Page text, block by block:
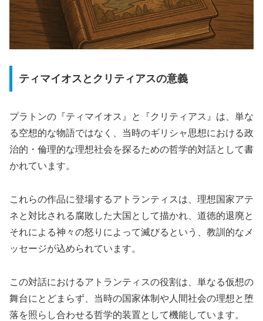
ティマイオスとクリティアスの意義
プラトンの『ティマイオス』と『クリティアス』は、単な
る空想的な物語ではなく、当時のギリシャ思想における政
治的・倫理的な理想社会を探るための哲学的対話として書
かれています。
これらの作品に登場するアトランティスは、理想国家アテ
ネと対比される腐敗した大国として描かれ、道徳的退廃と
それによる神々の怒りによって滅びるという、教訓的なメ
ッセージが込められています。
この対話におけるアトランティスの役割は、単なる仮想の
舞台にとどまらず、当時の国家体制や人間社会の理想と堕
落を照らし合わせる哲学的装置として機能しています。